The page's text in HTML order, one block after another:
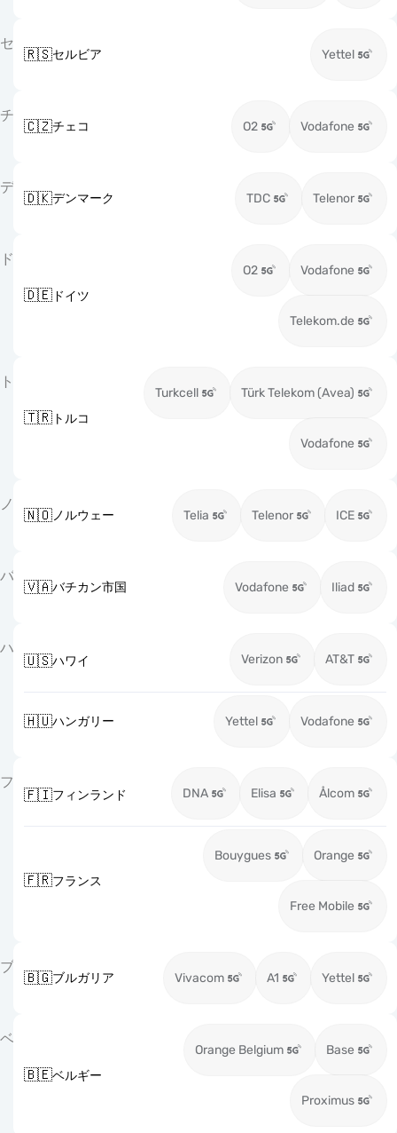
セ
🇷🇸セルビア Yettel
チ
🇨🇿チェコ O2 Vodafone
デ
🇩🇰デンマーク TDC Telenor
ド
🇩🇪ドイツ
O2 Vodafone
Telekom.de
ト
🇹🇷トルコ
Turkcell Türk Telekom (Avea)
Vodafone
ノ
🇳🇴ノルウェー Telia Telenor ICE
バ
🇻🇦バチカン市国 Vodafone Iliad
ハ
🇺🇸ハワイ Verizon AT&T
🇭🇺ハンガリー Yettel Vodafone
フ
🇫🇮フィンランド DNA Elisa Ålcom
🇫🇷フランス
Bouygues Orange
Free Mobile
ブ
🇧🇬ブルガリア Vivacom A1 Yettel
ベ
🇧🇪ベルギー
Orange Belgium Base
Proximus